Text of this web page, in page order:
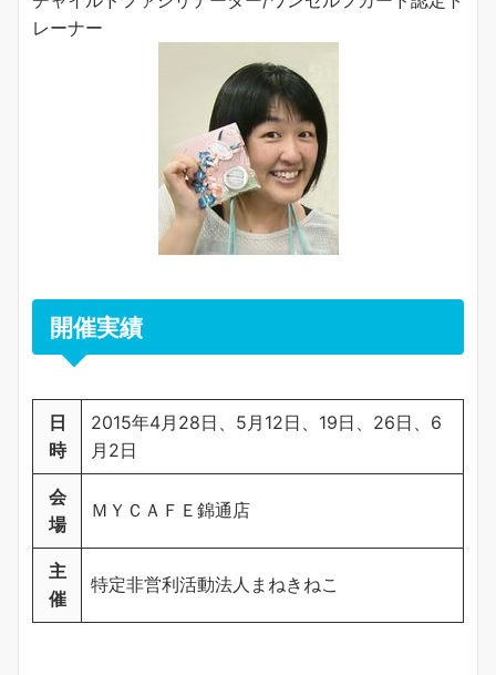
レーナー
開催実績
日
時
2015年4月28日、5月12日、19日、26日、6
月2日
会
場
ＭＹＣＡＦＥ錦通店
主
催
特定非営利活動法人まねきねこ